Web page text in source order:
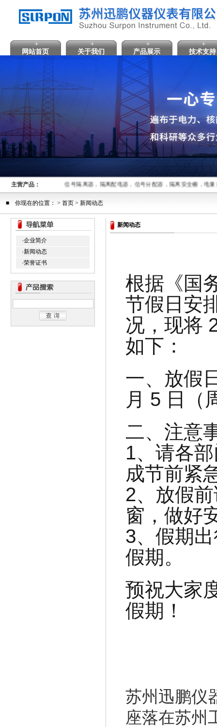
网站首页 关于我们 产品展示 技术支持
主营产品： 信号隔离器，隔离配电器，信号分配器，隔离安全栅，电
■ 你现在的位置： > 首页 > 新闻动态
·企业简介
·新闻动态
·荣誉证书
新闻动态
根据《国
节假日安
况，现将
如下：
一、放假
月 5 日（
二、注意
1、请各
成节前紧
2、放假
窗，做好
3、假期
假期。
预祝大家
假期！
苏州迅鹏仪
座落在苏州